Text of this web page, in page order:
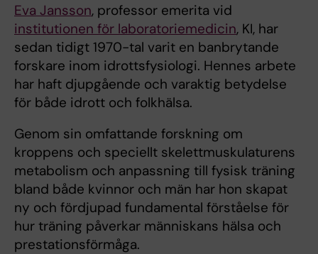
Eva Jansson, professor emerita vid
institutionen för laboratoriemedicin, KI, har
sedan tidigt 1970-tal varit en banbrytande
forskare inom idrottsfysiologi. Hennes arbete
har haft djupgående och varaktig betydelse
för både idrott och folkhälsa.
Genom sin omfattande forskning om
kroppens och speciellt skelettmuskulaturens
metabolism och anpassning till fysisk träning
bland både kvinnor och män har hon skapat
ny och fördjupad fundamental förståelse för
hur träning påverkar människans hälsa och
prestationsförmåga.